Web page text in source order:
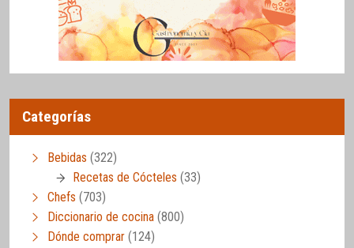
Categorías
Bebidas (322)
Recetas de Cócteles (33)
Chefs (703)
Diccionario de cocina (800)
Dónde comprar (124)